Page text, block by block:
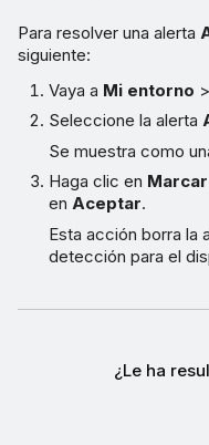
Para resolver una alerta
siguiente:
Vaya a Mi entorno >
Seleccione la alerta
Se muestra como
Haga clic en
enAceptar.
Esta acción borra la
detección para el
¿Le ha